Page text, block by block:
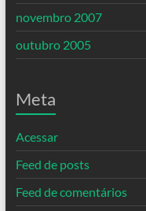
novembro 2007
outubro 2005
Meta
Acessar
Feed de posts
Feed de comentários